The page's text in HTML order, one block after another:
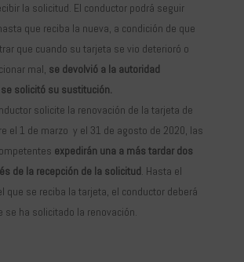
la solicitud. El conductor podrá seguir
que reciba la nueva, a condición de que
que cuando su tarjeta se vio deterioró o
mal, se devolvió a la autoridad
solicitó su sustitución.
solicite la renovación de la tarjeta de
el 1 de marzo y el 31 de agosto de 2020, las
expedirán una a más tardar dos
de la recepción de la solicitud. Hasta el
que se reciba la tarjeta, el conductor deberá
se ha solicitado la renovación.